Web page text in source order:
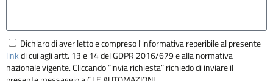
Dichiaro di aver letto e compreso l'informativa reperibile al presente
linkdi cui agli artt. 13 e 14 del GDPR 2016/679 e alla normativa
nazionale vigente. Cliccando “invia richiesta” richiedo di inviare il